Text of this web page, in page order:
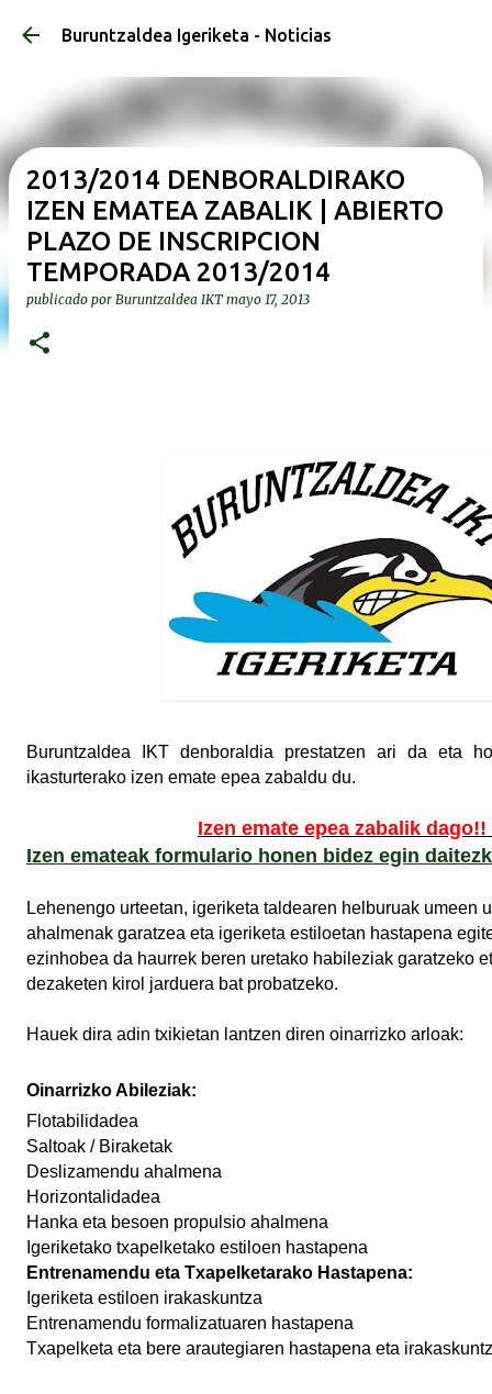
Ir al contenido principal
Buruntzaldea Igeriketa - Noticias
2013/2014 DENBORALDIRAKO
IZEN EMATEA ZABALIK | ABIERTO
PLAZO DE INSCRIPCION
TEMPORADA 2013/2014
publicado por Buruntzaldea IKT mayo 17, 2013
Buruntzaldea IKT denboraldia prestatzen ari da eta
ikasturterako izen emate epea zabaldu du.
Izen emate epea zabalik dago!!
Izen emateak formulario honen bidez egin
Lehenengo urteetan, igeriketa taldearen helburuak umeen
ahalmenak garatzea eta igeriketa estiloetan hastapena
ezinhobea da haurrek beren uretako habileziak garatzeko
dezaketen kirol jarduera bat probatzeko.
Hauek dira adin txikietan lantzen diren oinarrizko arloak:
Oinarrizko Abileziak:
Flotabilidadea
Saltoak / Biraketak
Deslizamendu ahalmena
Horizontalidadea
Hanka eta besoen propulsio ahalmena
Igeriketako txapelketako estiloen hastapena
Entrenamendu eta Txapelketarako Hastapena:
Igeriketa estiloen irakaskuntza
Entrenamendu formalizatuaren hastapena
Txapelketa eta bere arautegiaren hastapena eta